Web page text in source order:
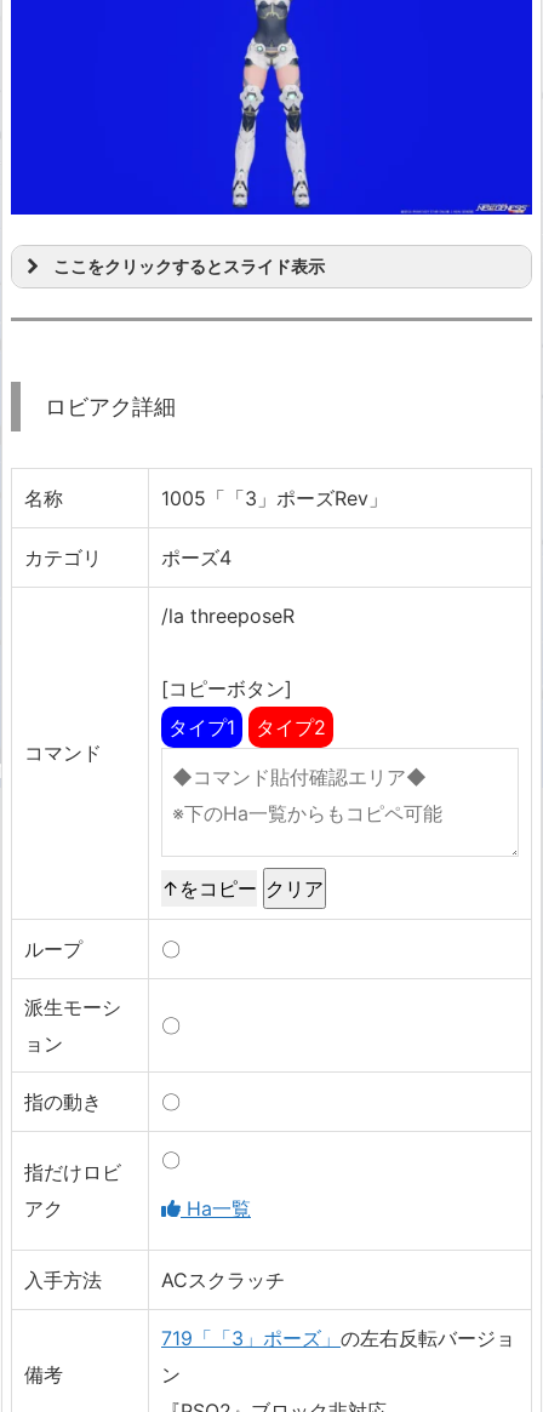
ここをクリックするとスライド表示
ロビアク詳細
名称 1005「「3」ポーズRev」
カテゴリ ポーズ4
コマンド
/la threeposeR
[コピーボタン]
タイプ1
タイプ2
↑をコピー
ループ 〇
派生モーシ
ョン
〇
指の動き 〇
指だけロビ
アク
〇
Ha一覧
入手方法 ACスクラッチ
備考
719「「3」ポーズ」 の左右反転バージョ
ン